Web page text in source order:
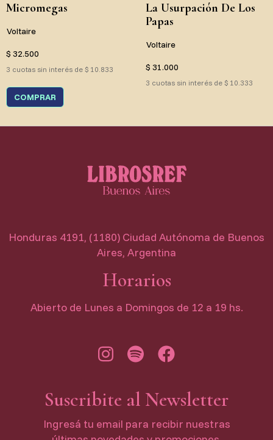
Micromegas
Voltaire
$ 32.500
3 cuotas sin interés de $ 10.833
COMPRAR
La Usurpación De Los
Papas
Voltaire
$ 31.000
3 cuotas sin interés de $ 10.333
Honduras 4191, (1180) Ciudad Autónoma de Buenos
Aires, Argentina
Horarios
Abierto de Lunes a Domingos de 12 a 19 hs.
Suscribite al Newsletter
Ingresá tu email para recibir nuestras